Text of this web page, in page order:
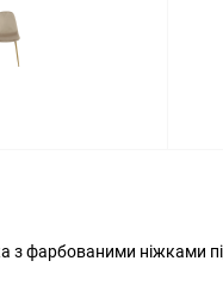
фарбованими ніжками